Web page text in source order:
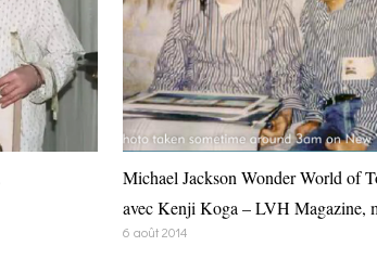
Michael Jackson Wonder World of
avec Kenji Koga – LVH Magazine,
6 août 2014